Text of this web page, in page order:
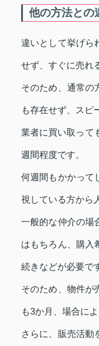
他の方法との
違いとして挙げら
せず、すぐに売れ
そのため、通常の
も存在せず、スピ
業者に買い取って
週間程度です。
何週間もかかって
視している方から
一般的な仲介の場
はもちろん、購入
続きなどが必要で
そのため、物件が
も3か月、場合に
さらに、販売活動